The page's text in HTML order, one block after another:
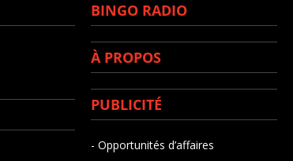
BINGO RADIO
À PROPOS
PUBLICITÉ
- Opportunités d’affaires